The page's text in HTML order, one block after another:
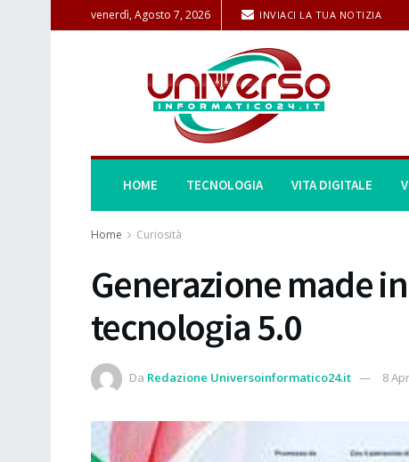
venerdì, Agosto 7, 2026 INVIACI LA TUA NOTIZIA
HOME TECNOLOGIA VITA DIGITALE
Home Curiosità
Generazione made
tecnologia 5.0
Da Redazione Universoinformatico24.it 8